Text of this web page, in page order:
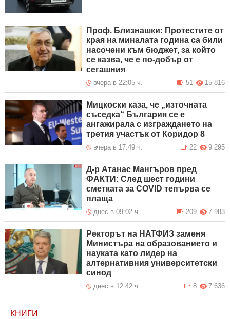
Проф. Близнашки: Протестите от
края на миналата година са били
насочени към бюджет, за който
се казва, че е по-добър от
сегашния
вчера в 22:05 ч. 15 816
51
Мицкоски каза, че „източната
съседка“ България се е
ангажирала с изграждането на
третия участък от Коридор 8
вчера в 17:49 ч. 9 295
22
Д-р Атанас Мангъров пред
ФАКТИ: След шест години
сметката за COVID тепърва се
плаща
днес в 09:02 ч. 7 983
209
Ректорът на НАТФИЗ заменя
Министъра на образованието и
науката като лидер на
алтернативния университетски
синод
днес в 12:42 ч. 7 636
8
КНИГИ